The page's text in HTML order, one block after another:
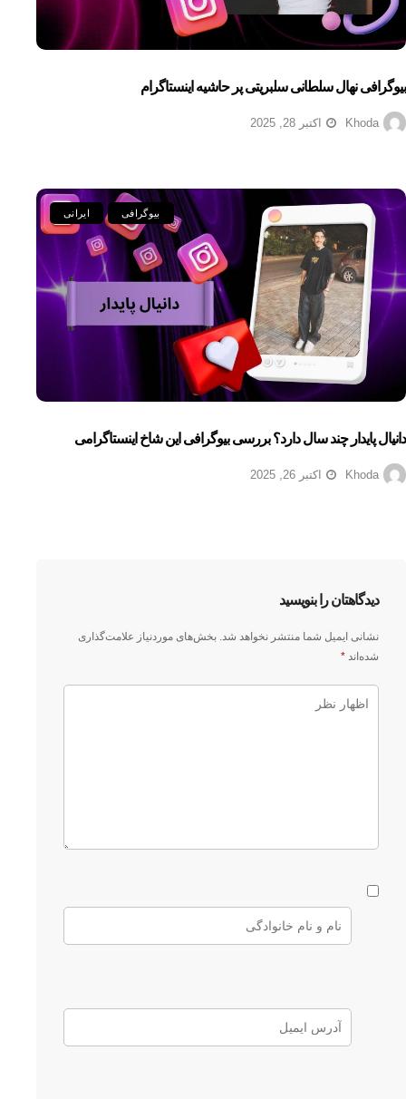
بیوگرافی نهال سلطانی سلبریتی پر حاشیه اینستاگرام
Khoda اکتبر 28, 2025
ایرانی بیوگرافی
دانیال پایدار چند سال دارد؟ بررسی بیوگرافی این شاخ اینستاگرامی
Khoda اکتبر 26, 2025
دیدگاهتان را بنویسید
نشانی ایمیل شما منتشر نخواهد شد. بخش‌های موردنیاز علامت‌گذاری
شده‌اند *